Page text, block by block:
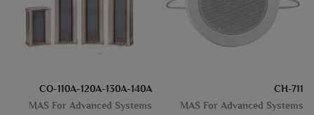
CH-711
MAS For Advanced Systems
CO-110A-120A-130A-140A
MAS For Advanced Systems